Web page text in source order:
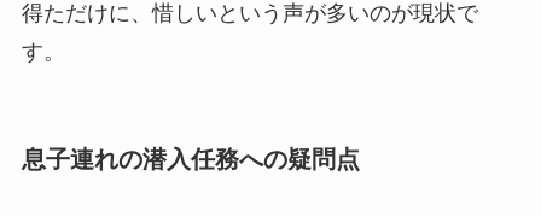
得ただけに、惜しいという声が多いのが現状で
す。
息子連れの潜入任務への疑問点